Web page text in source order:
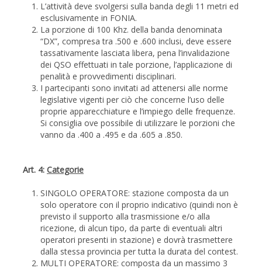
L’attività deve svolgersi sulla banda degli 11 metri ed
esclusivamente in FONIA.
La porzione di 100 Khz. della banda denominata
“DX”, compresa tra .500 e .600 inclusi, deve essere
tassativamente lasciata libera, pena l’invalidazione
dei QSO effettuati in tale porzione, l’applicazione di
penalità e provvedimenti disciplinari.
I partecipanti sono invitati ad attenersi alle norme
legislative vigenti per ciò che concerne l’uso delle
proprie apparecchiature e l’impiego delle frequenze.
Si consiglia ove possibile di utilizzare le porzioni che
vanno da .400 a .495 e da .605 a .850.
Art. 4: Categorie
SINGOLO OPERATORE: stazione composta da un
solo operatore con il proprio indicativo (quindi non è
previsto il supporto alla trasmissione e/o alla
ricezione, di alcun tipo, da parte di eventuali altri
operatori presenti in stazione) e dovrà trasmettere
dalla stessa provincia per tutta la durata del contest.
MULTI OPERATORE: composta da un massimo 3